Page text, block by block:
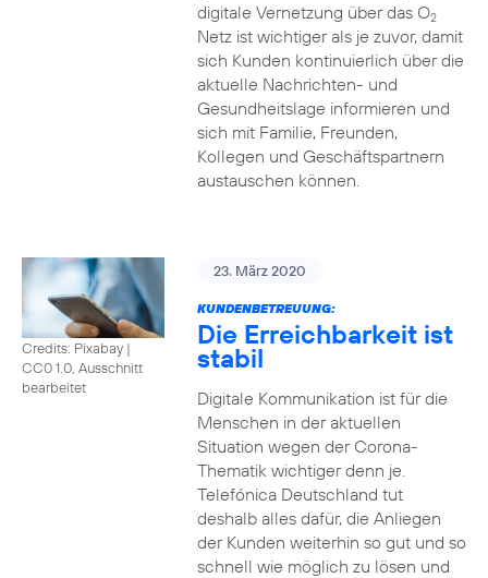
digitale Vernetzung über das O2
Netz ist wichtiger als je zuvor, damit
sich Kunden kontinuierlich über die
aktuelle Nachrichten- und
Gesundheitslage informieren und
sich mit Familie, Freunden,
Kollegen und Geschäftspartnern
austauschen können.
Credits: Pixabay |
CC0 1.0, Ausschnitt
bearbeitet
23. März 2020
KUNDENBETREUUNG:
Die Erreichbarkeit ist
stabil
Digitale Kommunikation ist für die
Menschen in der aktuellen
Situation wegen der Corona-
Thematik wichtiger denn je.
Telefónica Deutschland tut
deshalb alles dafür, die Anliegen
der Kunden weiterhin so gut und so
schnell wie möglich zu lösen und